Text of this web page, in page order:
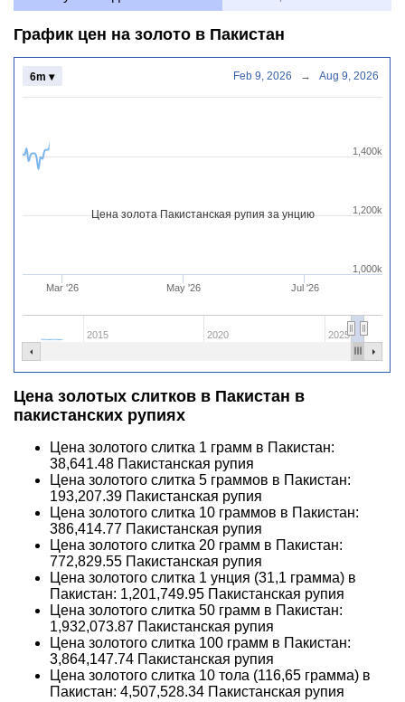
График цен на золото в Пакистан
Цена золота Пакистанская рупия за унцию
Mar '26 May '26 Jul '26
2015 2020 2025
1,000k
1,200k
1,400k
6m ▾ Feb 9, 2026 → Aug 9, 2026
Цена золотых слитков в Пакистан в
пакистанских рупиях
Цена золотого слитка 1 грамм в Пакистан:
38,641.48 Пакистанская рупия
Цена золотого слитка 5 граммов в Пакистан:
193,207.39 Пакистанская рупия
Цена золотого слитка 10 граммов в Пакистан:
386,414.77 Пакистанская рупия
Цена золотого слитка 20 грамм в Пакистан:
772,829.55 Пакистанская рупия
Цена золотого слитка 1 унция (31,1 грамма) в
Пакистан: 1,201,749.95 Пакистанская рупия
Цена золотого слитка 50 грамм в Пакистан:
1,932,073.87 Пакистанская рупия
Цена золотого слитка 100 грамм в Пакистан:
3,864,147.74 Пакистанская рупия
Цена золотого слитка 10 тола (116,65 грамма) в
Пакистан: 4,507,528.34 Пакистанская рупия